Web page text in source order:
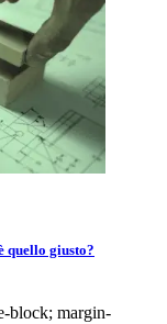
quello giusto?
block; margin-